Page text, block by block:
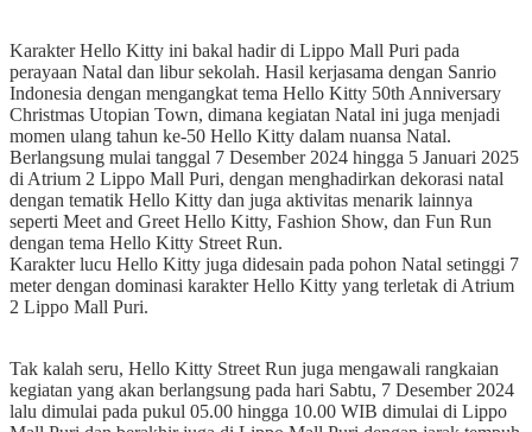
Karakter Hello Kitty ini bakal hadir di Lippo Mall Puri pada
perayaan Natal dan libur sekolah. Hasil kerjasama dengan Sanrio
Indonesia dengan mengangkat tema Hello Kitty 50th Anniversary
Christmas Utopian Town, dimana kegiatan Natal ini juga menjadi
momen ulang tahun ke-50 Hello Kitty dalam nuansa Natal.
Berlangsung mulai tanggal 7 Desember 2024 hingga 5 Januari 2025
di Atrium 2 Lippo Mall Puri, dengan menghadirkan dekorasi natal
dengan tematik Hello Kitty dan juga aktivitas menarik lainnya
seperti Meet and Greet Hello Kitty, Fashion Show, dan Fun Run
dengan tema Hello Kitty Street Run.
Karakter lucu Hello Kitty juga didesain pada pohon Natal setinggi 7
meter dengan dominasi karakter Hello Kitty yang terletak di Atrium
2 Lippo Mall Puri.
Tak kalah seru, Hello Kitty Street Run juga mengawali rangkaian
kegiatan yang akan berlangsung pada hari Sabtu, 7 Desember 2024
lalu dimulai pada pukul 05.00 hingga 10.00 WIB dimulai di Lippo